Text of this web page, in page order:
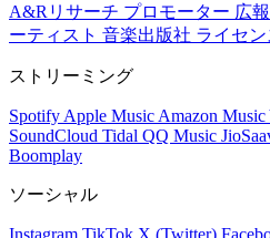
A&Rリサーチ プロモーター 広
ーティスト 音楽出版社 ライセ
ストリーミング
Spotify Apple Music Amazon Music
SoundCloud Tidal QQ Music
Boomplay
ソーシャル
Instagram TikTok X (Twitter)